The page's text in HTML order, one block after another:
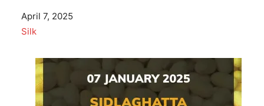
Date
April 7, 2025
In relation to
Silk